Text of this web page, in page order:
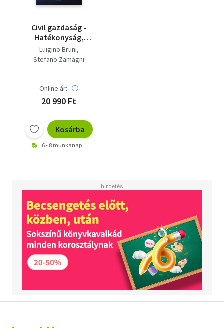
Civil gazdaság -
Hatékonyság,
méltányosság és köz-
jóllét
Luigino Bruni
Stefano Zamagni
Online ár:
20 990 Ft
Kosárba
6 - 8 munkanap